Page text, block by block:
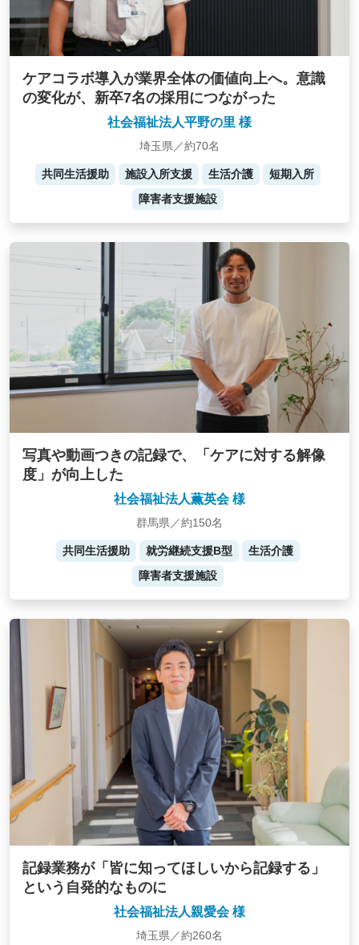
ケアコラボ導入が業界全体の価値向上へ。意識
の変化が、新卒7名の採用につながった
社会福祉法人平野の里 様
埼玉県／約70名
共同生活援助 施設入所支援 生活介護
短期入所
障害者支援施設
写真や動画つきの記録で、「ケアに対する解像
度」が向上した
社会福祉法人薫英会 様
群馬県／約150名
共同生活援助 就労継続支援B型
生活介護
障害者支援施設
記録業務が「皆に知ってほしいから記録する」
という自発的なものに
社会福祉法人親愛会 様
埼玉県／約260名